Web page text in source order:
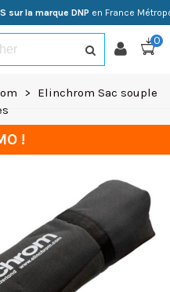
sur la marque DNP en France
0
>
Elinchrom Sac souple
!